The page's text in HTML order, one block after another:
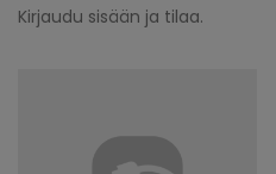
Kirjaudu sisään ja tilaa.